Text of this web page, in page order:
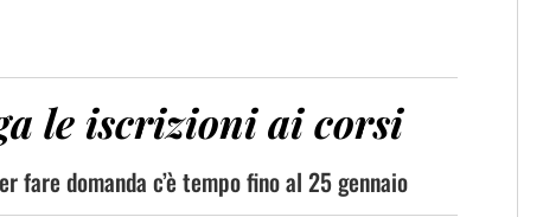
le iscrizioni ai corsi
domanda c’è tempo fino al 25 gennaio